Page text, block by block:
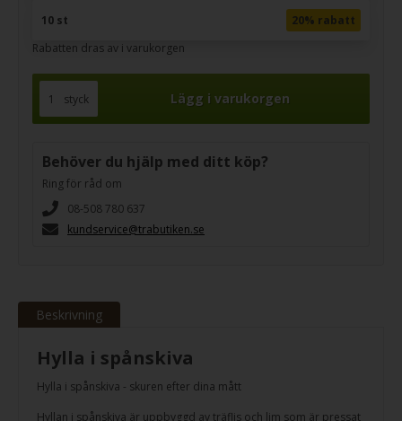
10 st
20% rabatt
Rabatten dras av i varukorgen
styck
Behöver du hjälp med ditt köp?
Ring för råd om
08-508 780 637
kundservice@trabutiken.se
Beskrivning
Hylla i spånskiva
Hylla i spånskiva - skuren efter dina mått
Hyllan i spånskiva är uppbyggd av träflis och lim som är pressat